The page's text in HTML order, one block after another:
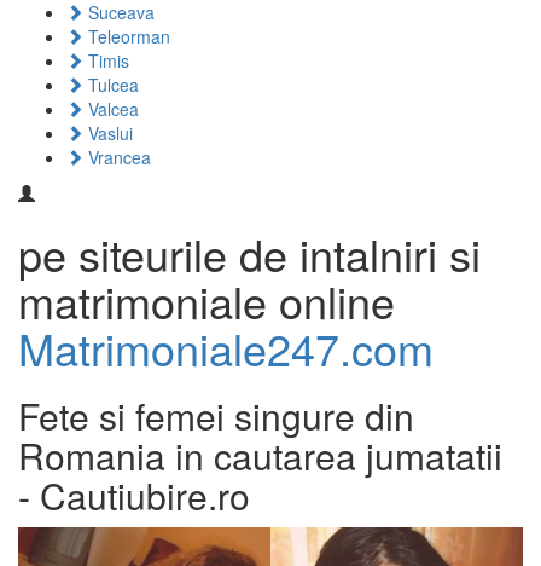
Suceava
Teleorman
Timis
Tulcea
Valcea
Vaslui
Vrancea
pe siteurile de intalniri si
matrimoniale online
Matrimoniale247.com
Fete si femei singure din
Romania in cautarea jumatatii
- Cautiubire.ro